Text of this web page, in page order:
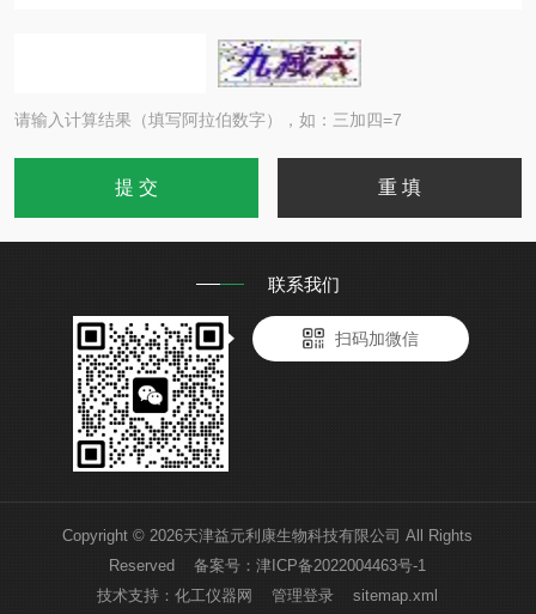
请输入计算结果（填写阿拉伯数字），如：三加四=7
联系我们
扫码加微信
Copyright © 2026天津益元利康生物科技有限公司 All Rights
Reserved 备案号：津ICP备2022004463号-1
技术支持：化工仪器网 管理登录 sitemap.xml